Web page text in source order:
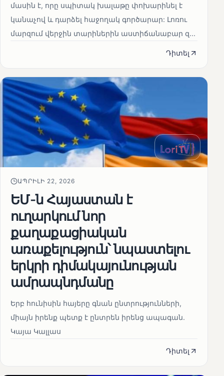
մասին է, որը սպիտակ խալաթը փոխարինել է
կանաչով և դարձել հաջողակ գործարար: Լոռու
մարզում վերջին տարիներին աստիճանաբար զ...
Դիտել
ԱՊՐԻԼԻ 22, 2026
ԵՄ-ն Հայաստան է
ուղարկում նոր
քաղաքացիական
առաքելություն՝ նպաստելու
երկրի դիմակայունության
ամրապնդմանը
Երբ հունիսին հայերը գնան ընտրությունների,
միայն իրենք պետք է ընտրեն իրենց ապագան.
Կայա Կալլաս
Դիտել